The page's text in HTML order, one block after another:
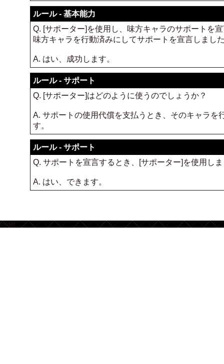
ルール - 基本能力
Q. [サポーター]を使用し、味方キャラのサポートを
味方キャラを行動済みにしてサポートを宣言しまし
A. はい、成功します。
ルール - サポート
Q. [サポーター]はどのように使うのでしょうか？
A. サポートの使用代償を支払うとき、そのキャラ
す。
ルール - サポート
Q. サポートを宣言するとき、[サポーター]を使用し
A. はい、できます。
footer